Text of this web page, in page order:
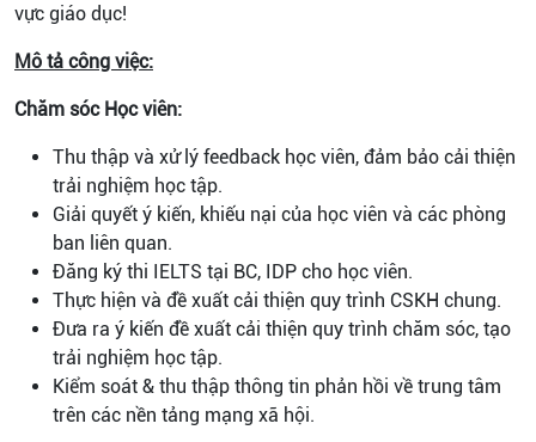
vực giáo dục!
Mô tả công việc:
Chăm sóc Học viên:
Thu thập và xử lý feedback học viên, đảm bảo cải thiện
trải nghiệm học tập.
Giải quyết ý kiến, khiếu nại của học viên và các phòng
ban liên quan.
Đăng ký thi IELTS tại BC, IDP cho học viên.
Thực hiện và đề xuất cải thiện quy trình CSKH chung.
Đưa ra ý kiến đề xuất cải thiện quy trình chăm sóc, tạo
trải nghiệm học tập.
Kiểm soát & thu thập thông tin phản hồi về trung tâm
trên các nền tảng mạng xã hội.